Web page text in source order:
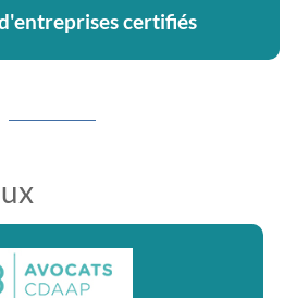
certifiés